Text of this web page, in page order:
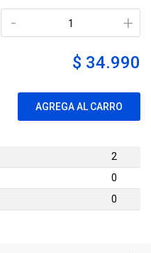
+
-
$ 34.990
AGREGA AL CARRO
2
0
0